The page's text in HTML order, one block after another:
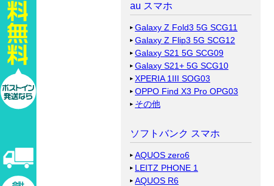
au スマホ
Galaxy Z Fold3 5G SCG11
Galaxy Z Flip3 5G SCG12
Galaxy S21 5G SCG09
Galaxy S21+ 5G SCG10
XPERIA 1III SOG03
OPPO Find X3 Pro OPG03
その他
ソフトバンク スマホ
AQUOS zero6
LEITZ PHONE 1
AQUOS R6